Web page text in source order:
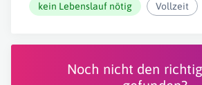
kein Lebenslauf nötig Vollzeit
Noch nicht den